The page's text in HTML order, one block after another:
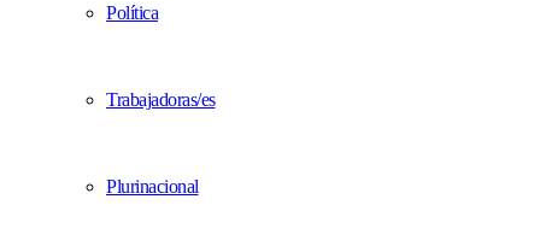
Política
Trabajadoras/es
Plurinacional